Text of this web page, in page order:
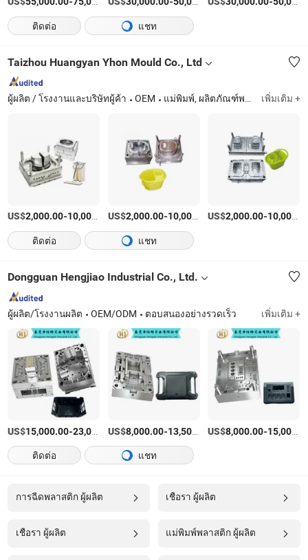
ติดต่อ แชท
Taizhou Huangyan Yhon Mould Co., Ltd
ผู้ผลิต / โรงงานและบริษัทผู้ค้า OEM แม่พิมพ์, ผลิตภัณฑ์พลาสติก เพิ่มเติม +
US$2,000.00-10,000.00 /บางส่วน
US$2,000.00-10,000.00 /บางส่วน
US$2,000.00-10,000.00
ติดต่อ แชท
Dongguan Hengjiao Industrial Co., Ltd.
ผู้ผลิต/โรงงานผลิต OEM/ODM ตอบสนองอย่างรวดเร็ว เพิ่มเติม +
US$15,000.00-23,000.00 /บางส่วน
US$8,000.00-13,500.00 /บางส่วน
US$8,000.00-15,000.00
ติดต่อ แชท
การฉีดพลาสติก ผู้ผลิต เชื้อรา ผู้ผลิต
เชื้อรา ผู้ผลิต แม่พิมพ์พลาสติก ผู้ผลิต